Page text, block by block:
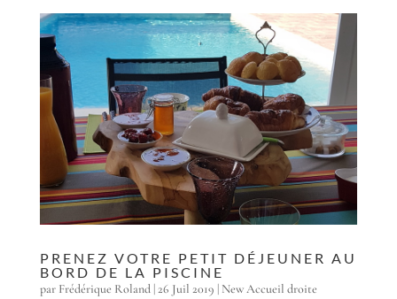
PRENEZ VOTRE PETIT DÉJEUNER AU
BORD DE LA PISCINE
par Frédérique Roland|26 Juil 2019 | New Accueil droite